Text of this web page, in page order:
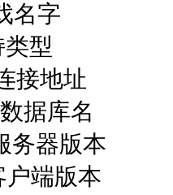
名字
类型
接地址
据库名
务器版本
户端版本